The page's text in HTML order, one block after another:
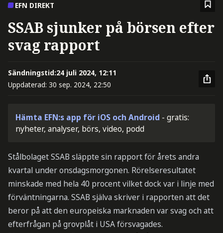
EFN DIREKT
SSAB sjunker på börsen efter
svag rapport
Sändningstid:24 juli 2024, 12:11
Uppdaterad: 30 sep. 2024, 22:50
Hämta EFN:s app för iOS och Android - gratis:
nyheter, analyser, börs, video, podd
Stålbolaget SSAB släppte sin rapport för årets andra
kvartal under onsdagsmorgonen. Rörelseresultatet
minskade med hela 40 procent vilket dock var i linje med
förväntningarna. SSAB själva skriver i rapporten att det
beror på att den europeiska marknaden var svag och att
efterfrågan på grovplåt i USA försvagades.